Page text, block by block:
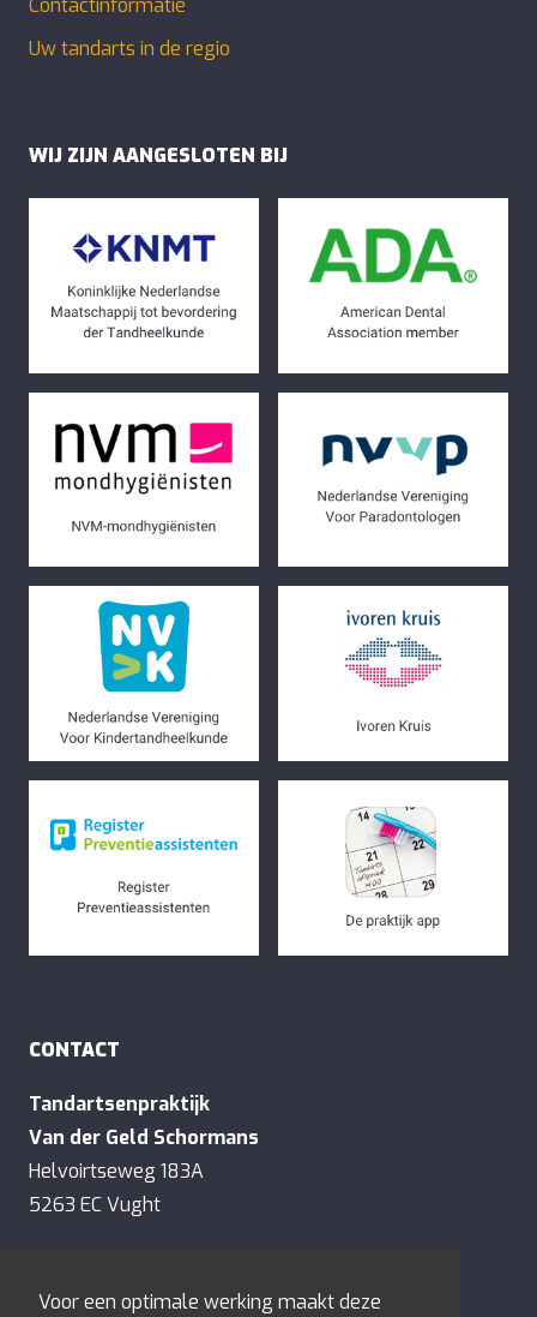
Voor een optimale werking maakt deze
Contactinformatie
Uw tandarts in de regio
WIJ ZIJN AANGESLOTEN BIJ
CONTACT
Tandartsenpraktijk
Van der Geld Schormans
Helvoirtseweg 183A
5263 EC Vught
T:073-6577128